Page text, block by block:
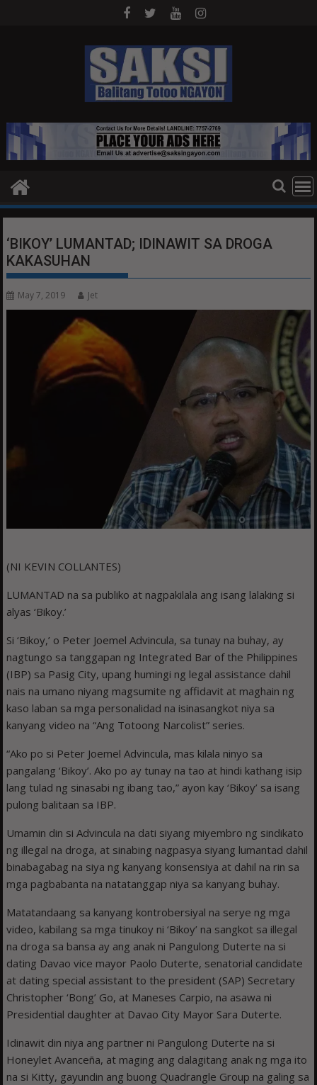
‘BIKOY’ LUMANTAD; IDINAWIT SA DROGA
KAKASUHAN
May 7, 2019 Jet
(NI KEVIN COLLANTES)
LUMANTAD na sa publiko at nagpakilala ang isang lalaking si
alyas ‘Bikoy.’
Si ‘Bikoy,’ o Peter Joemel Advincula, sa tunay na buhay, ay
nagtungo sa tanggapan ng Integrated Bar of the Philippines
(IBP) sa Pasig City, upang humingi ng legal assistance dahil
nais na umano niyang magsumite ng affidavit at maghain ng
kaso laban sa mga personalidad na isinasangkot niya sa
kanyang video na “Ang Totoong Narcolist” series.
“Ako po si Peter Joemel Advincula, mas kilala ninyo sa
pangalang ‘Bikoy’. Ako po ay tunay na tao at hindi kathang isip
lang tulad ng sinasabi ng ibang tao,” ayon kay ‘Bikoy’ sa isang
pulong balitaan sa IBP.
Umamin din si Advincula na dati siyang miyembro ng sindikato
ng illegal na droga, at sinabing nagpasya siyang lumantad dahil
binabagabag na siya ng kanyang konsensiya at dahil na rin sa
mga pagbabanta na natatanggap niya sa kanyang buhay.
Matatandaang sa kanyang kontrobersiyal na serye ng mga
video, kabilang sa mga tinukoy ni ‘Bikoy’ na sangkot sa illegal
na droga sa bansa ay ang anak ni Pangulong Duterte na si
dating Davao vice mayor Paolo Duterte, senatorial candidate
at dating special assistant to the president (SAP) Secretary
Christopher ‘Bong’ Go, at Maneses Carpio, na asawa ni
Presidential daughter at Davao City Mayor Sara Duterte.
Idinawit din niya ang partner ni Pangulong Duterte na si
Honeylet Avanceña, at maging ang dalagitang anak ng mga ito
na si Kitty, gayundin ang buong Quadrangle Group na galing sa